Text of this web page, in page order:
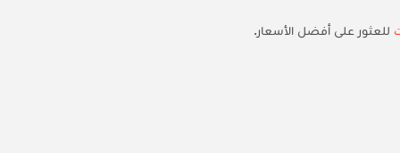
للعثور على أفضل الأسعار.